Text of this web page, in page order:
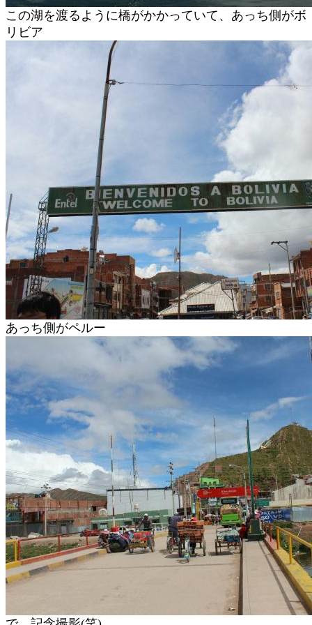
この湖を渡るように橋がかかっていて、あっち側がボ
リビア
あっち側がペルー